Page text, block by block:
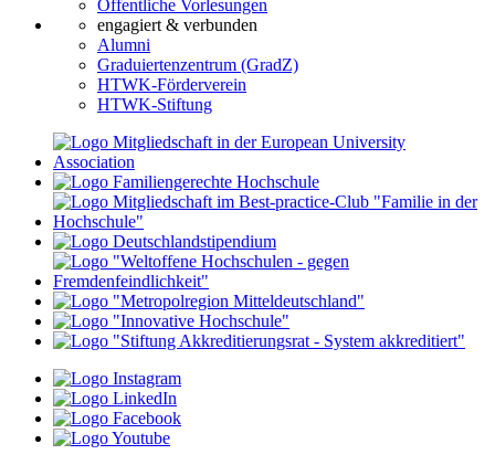
Öffentliche Vorlesungen
engagiert & verbunden
Alumni
Graduiertenzentrum (GradZ)
HTWK-Förderverein
HTWK-Stiftung